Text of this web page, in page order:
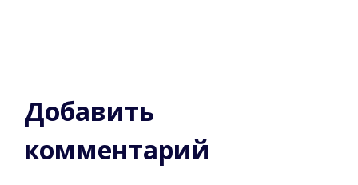
Добавить
комментарий